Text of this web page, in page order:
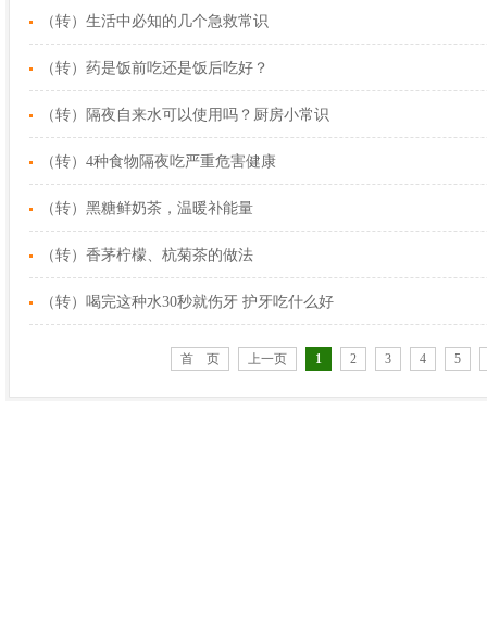
（转）生活中必知的几个急救常识
（转）药是饭前吃还是饭后吃好？
（转）隔夜自来水可以使用吗？厨房小常识
（转）4种食物隔夜吃严重危害健康
（转）黑糖鲜奶茶，温暖补能量
（转）香茅柠檬、杭菊茶的做法
（转）喝完这种水30秒就伤牙 护牙吃什么好
首 页 上一页 1 2 3 4 5